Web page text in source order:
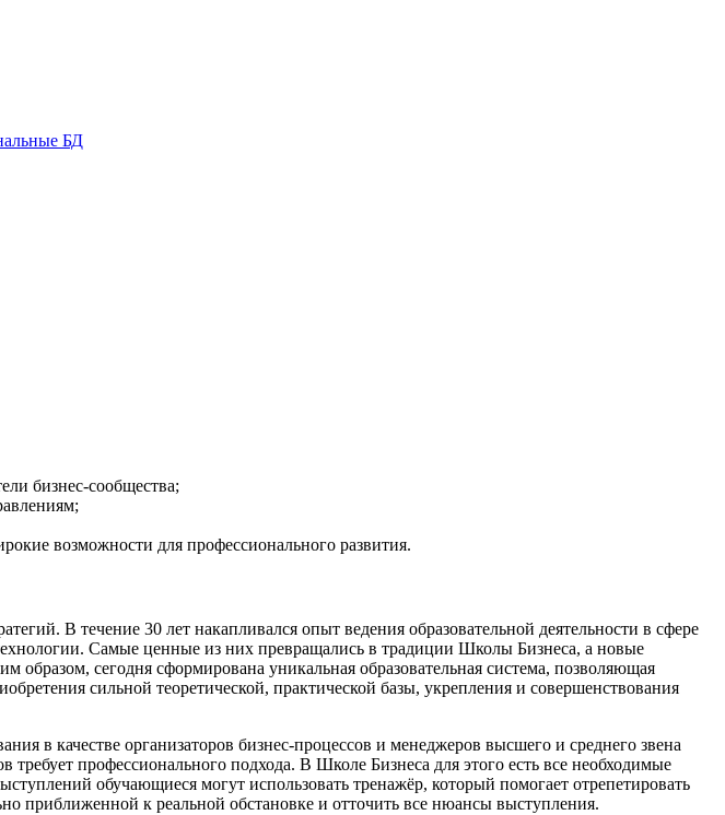
БД
бизнес-сообщества;
возможности для профессионального развития.
В течение 30 лет накапливался опыт ведения образовательной деятельности в сфере
Самые ценные из них превращались в традиции Школы Бизнеса, а новые
образом, сегодня сформирована уникальная образовательная система, позволяющая
сильной теоретической, практической базы, укрепления и совершенствования
в качестве организаторов бизнес-процессов и менеджеров высшего и среднего звена
профессионального подхода. В Школе Бизнеса для этого есть все необходимые
обучающиеся могут использовать тренажёр, который помогает отрепетировать
приближенной к реальной обстановке и отточить все нюансы выступления.